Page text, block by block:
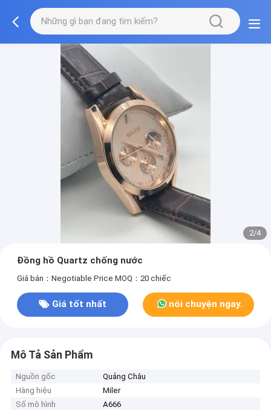
2/4
Đồng hồ Quartz chống nước
Giá bán：Negotiable Price MOQ：20 chiếc
Giá tốt nhất nói chuyện ngay.
Mô Tả Sản Phẩm
Nguồn gốc
Quảng Châu
Hàng hiệu
Miler
Số mô hình
A666